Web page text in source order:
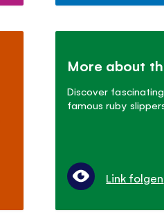
More about
Discover
famous ruby
Link folgen